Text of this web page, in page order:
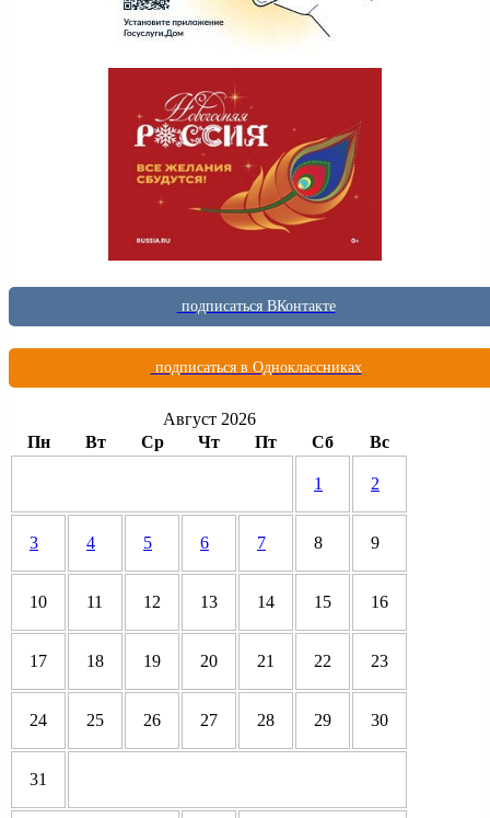
подписаться ВКонтакте
подписаться в Одноклассниках
Август 2026
Пн
Вт Ср Чт Пт Сб Вс
1 2
3 4 5 6 7 8 9
10 11 12 13 14 15 16
17 18 19 20 21 22 23
24 25 26 27 28 29 30
31